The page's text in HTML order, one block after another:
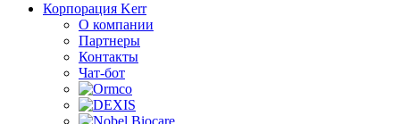
Корпорация Kerr
О компании
Партнеры
Контакты
Чат-бот